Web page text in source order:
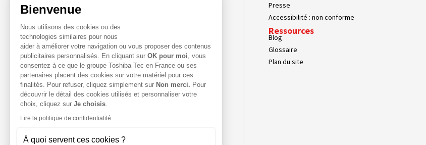
Espace Client
Presse
Accessibilité : non conforme
Ressources
Blog
Glossaire
Plan du site
Bienvenue
Nous utilisons des cookies ou des
technologies similaires pour nous
aider à améliorer votre navigation ou vous proposer des contenus
publicitaires personnalisés. En cliquant sur OK pour moi , vous
consentez à ce que le groupe Toshiba Tec en France ou ses
partenaires placent des cookies sur votre matériel pour ces
finalités. Pour refuser, cliquez simplement sur Non merci. Pour
découvrir le détail des cookies utilisés et personnaliser votre
choix, cliquez sur Je choisis
Lire la politique de confidentialité
À quoi servent ces cookies ?